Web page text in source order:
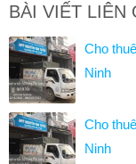
BÀI VIẾT LIÊN
Cho
Ninh
Cho
Ninh